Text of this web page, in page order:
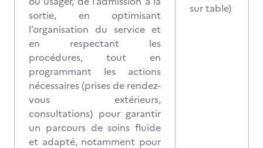
sortie, en optimisant
l’organisation du service et
en respectant les
procédures, tout en
programmant les actions
nécessaires (prises de rendez-
vous extérieurs,
consultations) pour garantir
un parcours de soins fluide
et adapté, notamment pour
sur table)